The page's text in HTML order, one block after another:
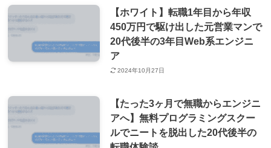
【ホワイト】転職1年目から年収
450万円で駆け出した元営業マンで
20代後半の3年目Web系エンジニ
ア
2024年10月27日
【たった3ヶ月で無職からエンジニ
アへ】無料プログラミングスクー
ルでニートを脱出した20代後半の